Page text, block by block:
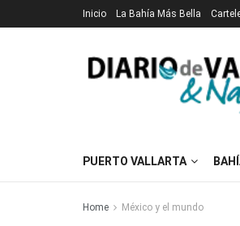
Inicio La Bahía Más Bella
PUERTO VALLARTA
Home México y el mundo